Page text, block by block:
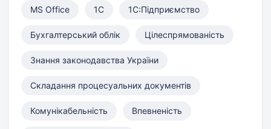
MS Office 1С 1С:Підприємство
Бухгалтерський облік Цілеспрямованість
Знання законодавства України
Складання процесуальних документів
Комунікабельність Впевненість